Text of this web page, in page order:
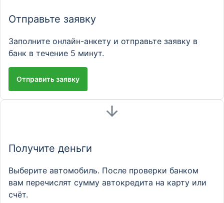
Отправьте заявку
Заполните онлайн-анкету и отправьте заявку в
банк в течение 5 минут.
Отправить заявку
Получите деньги
Выберите автомобиль. После проверки банком
вам перечислят сумму автокредита на карту или
счёт.